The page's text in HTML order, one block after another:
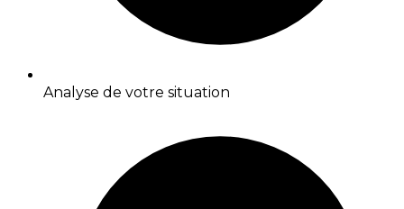
Analyse de votre situation